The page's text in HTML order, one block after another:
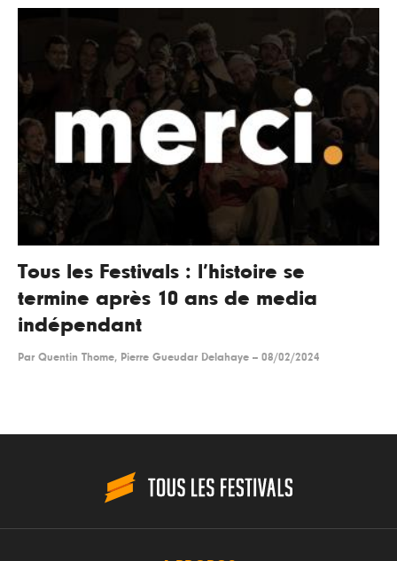
Tous les Festivals : l’histoire se
termine après 10 ans de media
indépendant
Par Quentin Thome, Pierre Gueudar Delahaye -- 08/02/2024